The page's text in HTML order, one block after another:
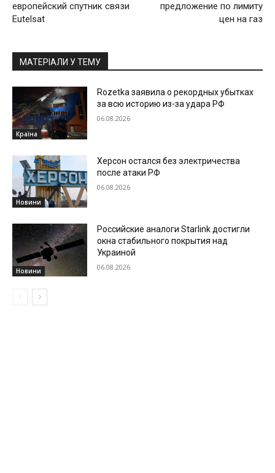
европейский спутник связи
Eutelsat
предложение по лимиту
цен на газ
МАТЕРІАЛИ У ТЕМУ
Країна
Rozetka заявила о рекордных убытках
за всю историю из-за удара РФ
06.08.2026
Новини
Херсон остался без электричества
после атаки РФ
06.08.2026
Новини
Российские аналоги Starlink достигли
окна стабильного покрытия над
Украиной
06.08.2026